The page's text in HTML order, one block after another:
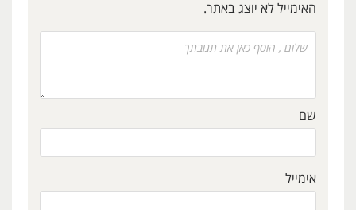
האימייל לא יוצג באתר.
שם
אימייל